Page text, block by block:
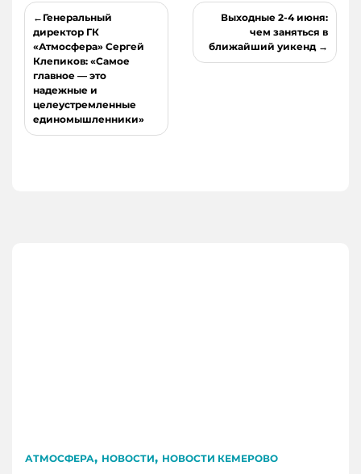
Навигация
по
записям
Генеральный
директор ГК
«Атмосфера» Сергей
Клепиков: «Самое
главное — это
надежные и
целеустремленные
единомышленники»
Выходные 2-4 июня:
чем заняться в
ближайший уикенд
АТМОСФЕРА, НОВОСТИ, НОВОСТИ КЕМЕРОВО